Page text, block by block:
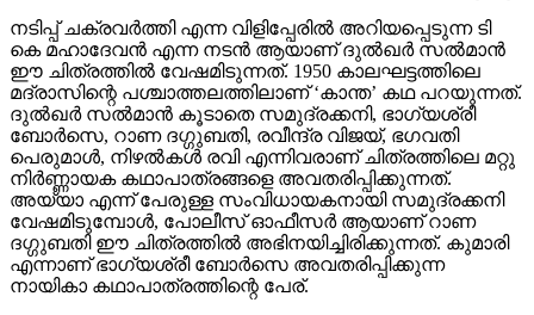
നടിപ്പ് ചക്രവര്‍ത്തി എന്ന വിളിപ്പേരില്‍ അറിയപ്പെടുന്ന ടി
കെ മഹാദേവന്‍ എന്ന നടന്‍ ആയാണ് ദുല്‍ഖര്‍ സല്‍മാന്‍
ഈ ചിത്രത്തില്‍ വേഷമിടുന്നത്. 1950 കാലഘട്ടത്തിലെ
മദ്രാസിന്റെ പശ്ചാത്തലത്തിലാണ് ‘കാന്ത’ കഥ പറയുന്നത്.
ദുല്‍ഖര്‍ സല്‍മാന്‍ കൂടാതെ സമുദ്രക്കനി, ഭാഗ്യശ്രീ
ബോര്‍സെ, റാണ ദഗ്ഗുബതി, രവീന്ദ്ര വിജയ്, ഭഗവതി
പെരുമാള്‍, നിഴല്‍കള്‍ രവി എന്നിവരാണ് ചിത്രത്തിലെ മറ്റു
നിര്‍ണ്ണായക കഥാപാത്രങ്ങളെ അവതരിപ്പിക്കുന്നത്.
അയ്യാ എന്ന് പേരുള്ള സംവിധായകനായി സമുദ്രക്കനി
വേഷമിടുമ്പോള്‍, പോലീസ് ഓഫീസര്‍ ആയാണ് റാണ
ദഗ്ഗുബതി ഈ ചിത്രത്തില്‍ അഭിനയിച്ചിരിക്കുന്നത്. കുമാരി
എന്നാണ് ഭാഗ്യശ്രീ ബോര്‍സെ അവതരിപ്പിക്കുന്ന
നായികാ കഥാപാത്രത്തിന്റെ പേര്.